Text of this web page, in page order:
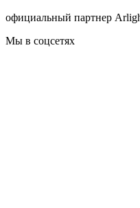
официальный партнер
Мы в соцсетях